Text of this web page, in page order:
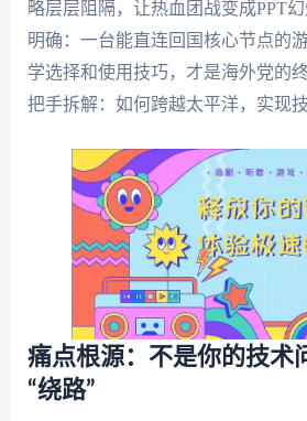
略层层阻隔，让热血团战变成PPT
明确：一台能直连回国核心节点的
学选择和使用技巧，才是海外党的
把手拆解：如何跨越太平洋，实现
痛点根源：不是你的技术
“绕路”